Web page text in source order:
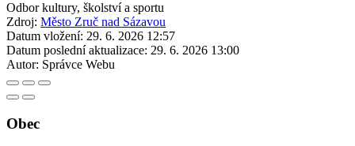
Odbor kultury, školství a sportu
Zdroj: Město Zruč nad Sázavou
Datum vložení: 29. 6. 2026 12:57
Datum poslední aktualizace: 29. 6. 2026 13:00
Autor: Správce Webu
Obec